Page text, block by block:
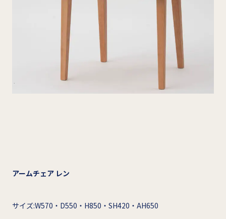
アームチェア レン
サイズ:W570・D550・H850・SH420・AH650